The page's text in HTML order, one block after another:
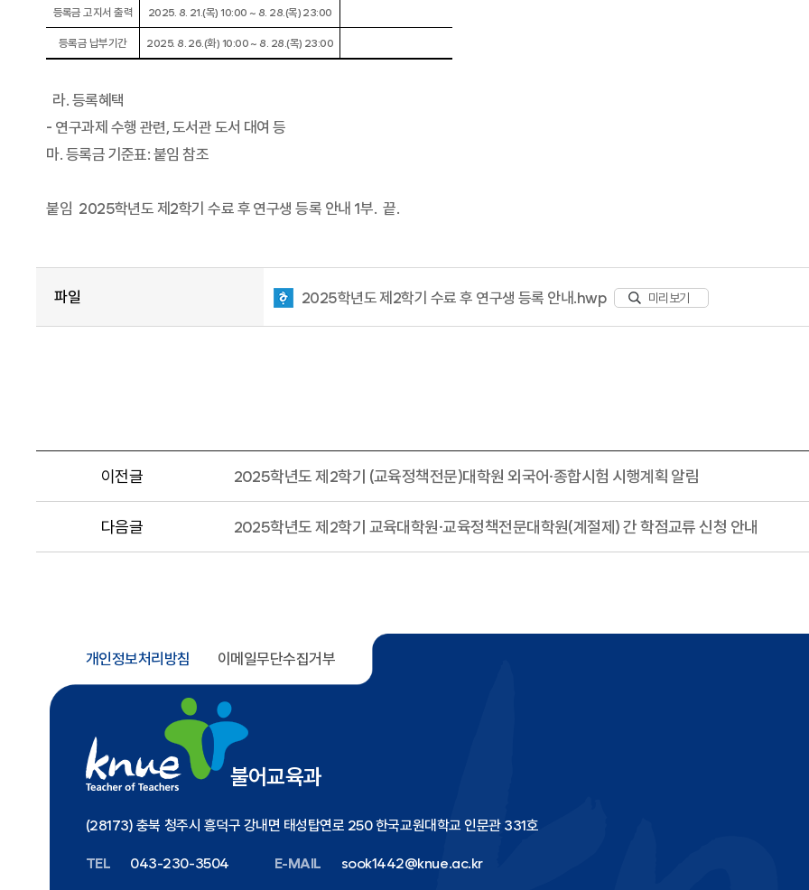
등록금 고지서 출력 2025. 8. 21.(목) 10:00 ~ 8. 28.(목) 23:00
등록금 납부기간 2025. 8. 26.(화) 10:00 ~ 8. 28.(목) 23:00
라. 등록혜택
- 연구과제 수행 관련, 도서관 도서 대여 등
마. 등록금 기준표: 붙임 참조
붙임 2025학년도 제2학기 수료 후 연구생 등록 안내 1부. 끝.
파일 2025학년도 제2학기 수료 후 연구생 등록 안내.hwp 미리보기
이전글 2025학년도 제2학기 (교육정책전문)대학원 외국어·종합시험 시행계획 알림
다음글 2025학년도 제2학기 교육대학원·교육정책전문대학원(계절제) 간 학점교류 신청 안내
개인정보처리방침 이메일무단수집거부
불어교육과
(28173) 충북 청주시 흥덕구 강내면 태성탑연로 250 한국교원대학교 인문관 331호
TEL 043-230-3504 E-MAIL sook1442@knue.ac.kr